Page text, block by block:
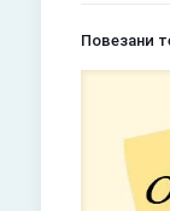
Повезани